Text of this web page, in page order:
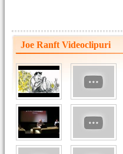
Joe Ranft Videoclipuri